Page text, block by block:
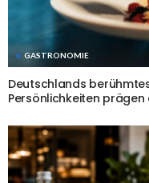
GASTRONOMIE
Deutschlands
Persönlichkeiten prägen